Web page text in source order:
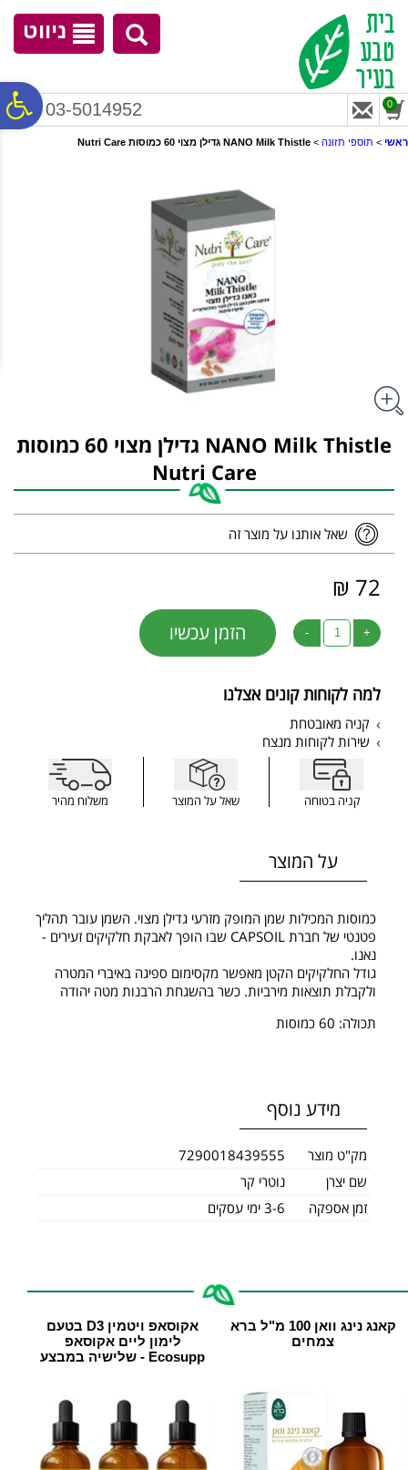
נגישות
ניווט
03-5014952 0
ראשי > תוספי תזונה > NANO Milk Thistle גדילן מצוי 60 כמוסות Nutri Care
NANO Milk Thistle גדילן מצוי 60 כמוסות
Nutri Care
שאל אותנו על מוצר זה
72 ₪
+
- הזמן עכשיו
למה לקוחות קונים אצלנו
קניה מאובטחת
שירות לקוחות מנצח
קניה בטוחה שאל על המוצר משלוח מהיר
על המוצר
כמוסות המכילות שמן המופק מזרעי גדילן מצוי. השמן עובר תהליך
פטנטי של חברת CAPSOIL שבו הופך לאבקת חלקיקים זעירים -
נאנו.
גודל החלקיקים הקטן מאפשר מקסימום ספיגה באיברי המטרה
ולקבלת תוצאות מירביות. כשר בהשגחת הרבנות מטה יהודה
תכולה: 60 כמוסות
מידע נוסף
מק"ט מוצר
7290018439555
שם יצרן
נוטרי קר
זמן אספקה
3-6 ימי עסקים
קאנג נינג וואן 100 מ"ל ‏ברא
צמחים
אקוסאפ ויטמין D3 בטעם
לימון ליים אקוסאפ
Ecosupp - שלישיה במבצע